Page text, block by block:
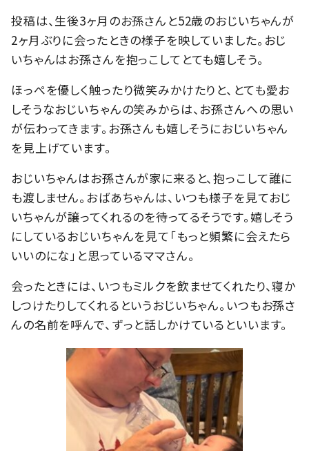
投稿は、生後3ヶ月のお孫さんと52歳のおじいちゃんが
2ヶ月ぶりに会ったときの様子を映していました。おじ
いちゃんはお孫さんを抱っこしてとても嬉しそう。
ほっぺを優しく触ったり微笑みかけたりと、とても愛お
しそうなおじいちゃんの笑みからは、お孫さんへの思い
が伝わってきます。お孫さんも嬉しそうにおじいちゃん
を見上げています。
おじいちゃんはお孫さんが家に来ると、抱っこして誰に
も渡しません。おばあちゃんは、いつも様子を見ておじ
いちゃんが譲ってくれるのを待ってるそうです。嬉しそう
にしているおじいちゃんを見て「もっと頻繁に会えたら
いいのにな」と思っているママさん。
会ったときには、いつもミルクを飲ませてくれたり、寝か
しつけたりしてくれるというおじいちゃん。いつもお孫さ
んの名前を呼んで、ずっと話しかけているといいます。